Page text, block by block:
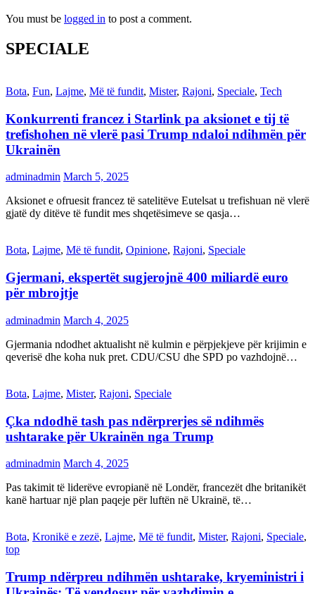
You must be logged in to post a comment.
SPECIALE
Bota, Fun, Lajme, Më të fundit, Mister, Rajoni, Speciale, Tech
Konkurrenti francez i Starlink pa aksionet e tij të
trefishohen në vlerë pasi Trump ndaloi ndihmën për
Ukrainën
adminadmin March 5, 2025
Aksionet e ofruesit francez të satelitëve Eutelsat u trefishuan në vlerë
gjatë dy ditëve të fundit mes shqetësimeve se qasja…
Bota, Lajme, Më të fundit, Opinione, Rajoni, Speciale
Gjermani, ekspertët sugjerojnë 400 miliardë euro
për mbrojtje
adminadmin March 4, 2025
Gjermania ndodhet aktualisht në kulmin e përpjekjeve për krijimin e
qeverisë dhe koha nuk pret. CDU/CSU dhe SPD po vazhdojnë…
Bota, Lajme, Mister, Rajoni, Speciale
Çka ndodhë tash pas ndërprerjes së ndihmës
ushtarake për Ukrainën nga Trump
adminadmin March 4, 2025
Pas takimit të liderëve evropianë në Londër, francezët dhe britanikët
kanë hartuar një plan paqeje për luftën në Ukrainë, të…
Bota, Kronikë e zezë, Lajme, Më të fundit, Mister, Rajoni, Speciale,
top
Trump ndërpreu ndihmën ushtarake, kryeministri i